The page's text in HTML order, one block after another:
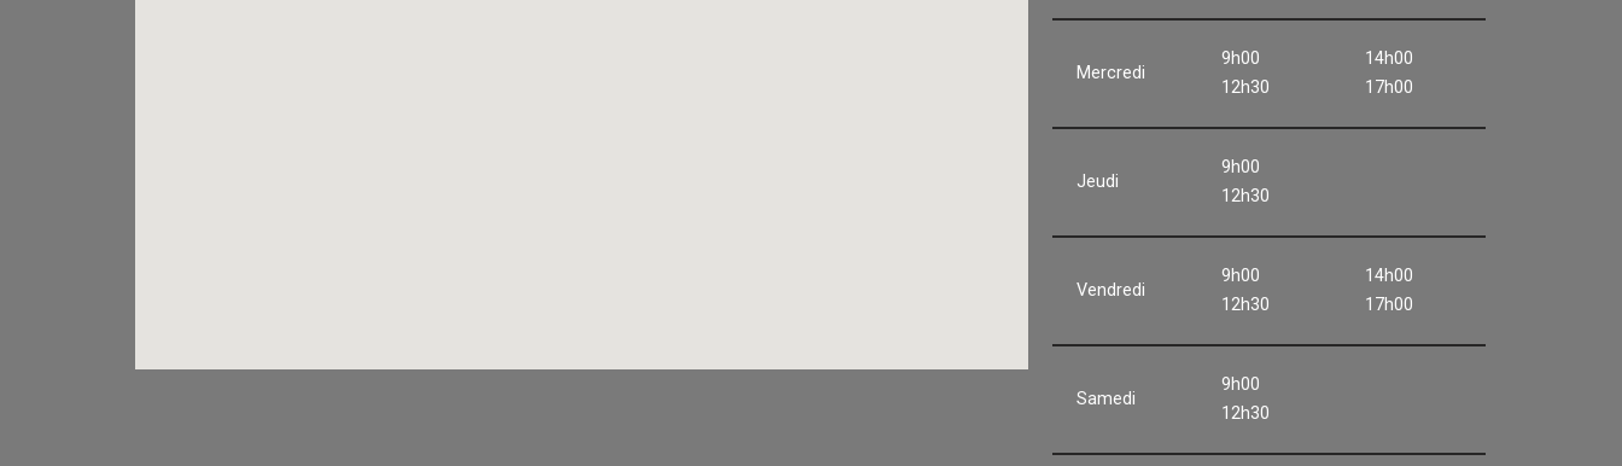
Mercredi
9h00
12h30
14h00
17h00
Jeudi
9h00
12h30
Vendredi
9h00
12h30
14h00
17h00
Samedi
9h00
12h30